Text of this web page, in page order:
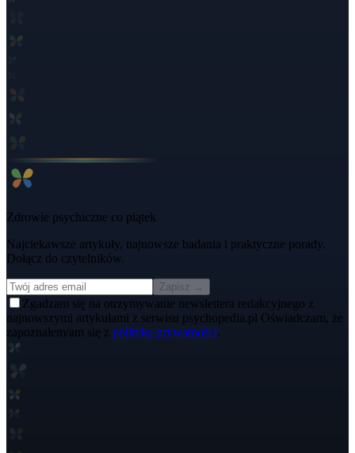
Zdrowie psychiczne co piątek
Najciekawsze artykuły, najnowsze badania i praktyczne porady.
Dołącz do czytelników.
Zapisz →
Zgadzam się na otrzymywanie newslettera redakcyjnego z
najnowszymi artykułami z serwisu psychopedia.pl Oświadczam, że
zapoznałem/am się z polityką prywatności.